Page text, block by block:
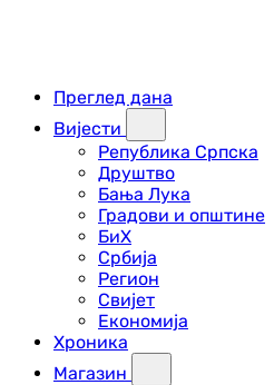
Преглед дана
Вијести
Република Српска
Друштво
Бања Лука
Градови и општине
БиХ
Србија
Регион
Свијет
Економија
Хроника
Магазин